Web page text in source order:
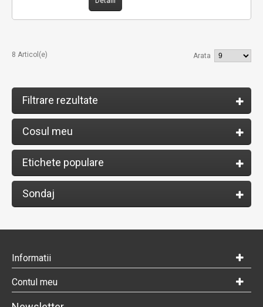
8 Articol(e) Arata
Filtrare rezultate
Cosul meu
Etichete populare
Sondaj
Informatii
Contul meu